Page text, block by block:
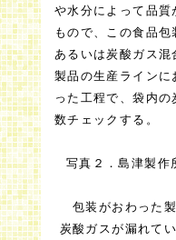
や水分によって品
もので、この食品
あるいは炭酸ガス
製品の生産ライン
った工程で、袋内
数チェックする。
写真２．島津製作
包装がおわった製
炭酸ガスが漏れて